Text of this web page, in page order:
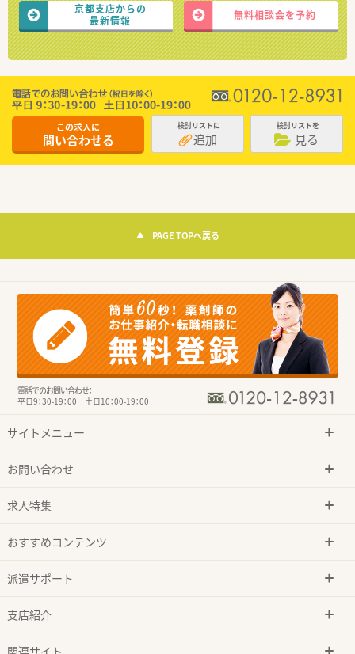
京都支店からの
最新情報
無料相談会を予約
この求人に
問い合わせる
検討リストに
追加
検討リストを
見る
PAGE TOPへ戻る
電話でのお問い合わせ：
平日9：30-19：00 土日10：00-19：00
サイトメニュー
お問い合わせ
求人特集
おすすめコンテンツ
派遣サポート
支店紹介
関連サイト